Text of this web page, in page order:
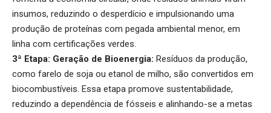
insumos, reduzindo o desperdício e impulsionando uma
produção de proteínas com pegada ambiental menor, em
linha com certificações verdes.
3ª Etapa: Geração de Bioenergia: Resíduos da produção,
como farelo de soja ou etanol de milho, são convertidos em
biocombustíveis. Essa etapa promove sustentabilidade,
reduzindo a dependência de fósseis e alinhando-se a metas